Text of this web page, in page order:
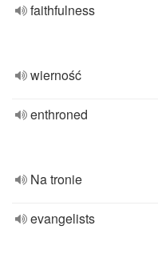
faithfulness
wierność
enthroned
Na tronie
evangelists